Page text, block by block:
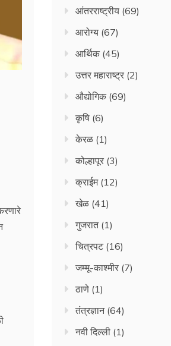
आंतरराष्ट्रीय (69)
आरोग्य (67)
आर्थिक (45)
उत्तर महाराष्ट्र (2)
औद्योगिक (69)
कृषि (6)
केरळ (1)
कोल्हापूर (3)
क्राईम(12)
खेळ (41)
गुजरात(1)
चित्रपट(16)
जम्मू-काश्मीर (7)
ठाणे (1)
तंत्रज्ञान(64)
नवी दिल्ली (1)